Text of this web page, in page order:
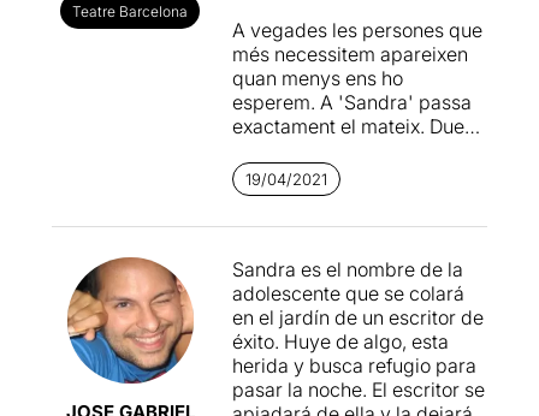
Teatre Barcelona
A vegades les persones que
més necessitem apareixen
quan menys ens ho
esperem. A 'Sandra' passa
exactament el mateix. Dues
es creuen i creen un vincle
totalment complementari
l'un per l'altre. Un diàleg a
s'emmarca dins del cicle
"#JoTambé" dedicat a la
visió de la societat de la
violència de gènere. En
aquest cas,Daniela Feixas
ens proposa un text cuidat,
19/04/2021
Sandra es el nombre de la
adolescente que se colará
en el jardín de un escritor de
éxito. Huye de algo, esta
herida y busca refugio para
pasar la noche. El escritor se